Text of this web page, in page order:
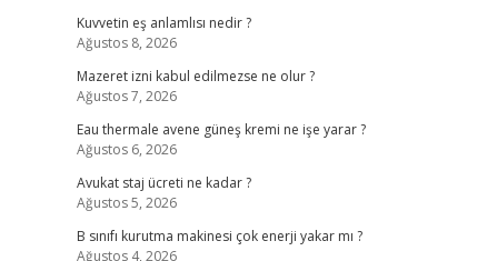
Kuvvetin eş anlamlısı nedir ?
Ağustos 8, 2026
Mazeret izni kabul edilmezse ne olur ?
Ağustos 7, 2026
Eau thermale avene güneş kremi ne işe yarar ?
Ağustos 6, 2026
Avukat staj ücreti ne kadar ?
Ağustos 5, 2026
B sınıfı kurutma makinesi çok enerji yakar mı ?
Ağustos 4, 2026